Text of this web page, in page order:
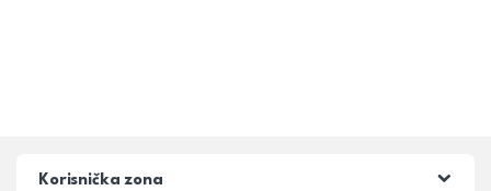
Korisnička zona